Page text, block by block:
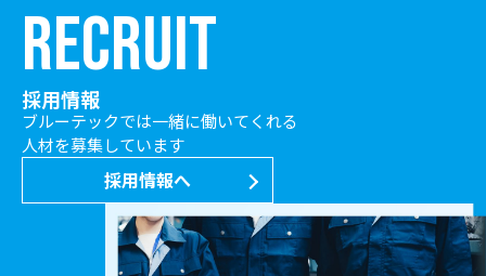
RECRUIT
採用情報
ブルーテックでは一緒に働いてくれる
人材を募集しています
採用情報へ